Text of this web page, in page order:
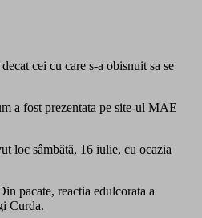
cei cu care s-a obisnuit sa se
a fost prezentata pe site-ul MAE
loc sâmbătă, 16 iulie, cu ocazia
pacate, reactia edulcorata a
Curda.